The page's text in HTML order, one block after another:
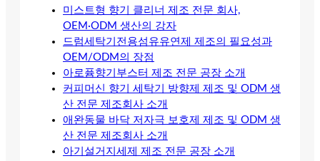
미스트형 향기 클리너 제조 전문 회사,
OEM·ODM 생산의 강자
드럼세탁기전용섬유유연제 제조의 필요성과
OEM/ODM의 장점
아로퓸향기부스터 제조 전문 공장 소개
커피머신 향기 세탁기 방향제 제조 및 ODM 생
산 전문 제조회사 소개
애완동물 바닥 저자극 보호제 제조 및 ODM 생
산 전문 제조회사 소개
아기설거지세제 제조 전문 공장 소개